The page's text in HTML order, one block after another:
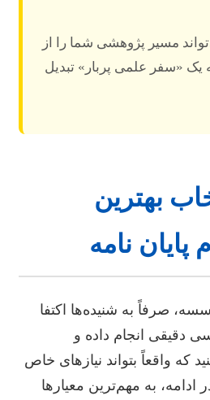
مسیر پژوهشی شما را از
یک «سفر علمی پربار» تبدیل
بهترین
نامه
صرفاً به شنیده‌ها اکتفا
دقیقی انجام داده و
که واقعاً بتواند نیازهای خاص
ادامه، به مهم‌ترین معیارها